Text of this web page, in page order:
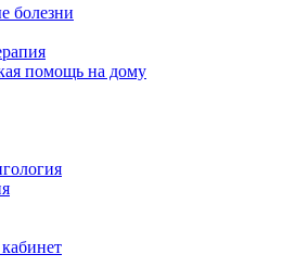
болезни
помощь на дому